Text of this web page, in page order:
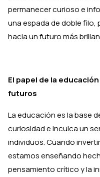
permanecer curioso e
una espada de doble filo,
hacia un futuro más
El papel de la
futuros
La educación es la base
curiosidad e inculca un
individuos. Cuando
estamos enseñando
pensamiento crítico y la